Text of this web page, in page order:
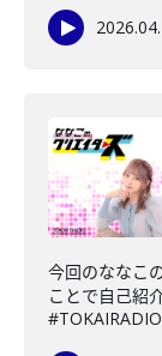
今回のななこ
ことで自己紹